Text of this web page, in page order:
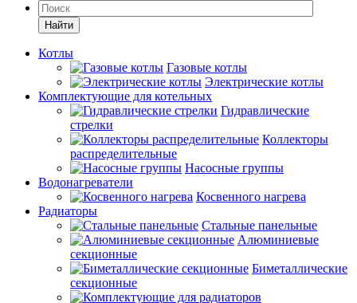
Найти
Котлы
Газовые котлы
Электрические котлы
Комплектующие для котельных
Гидравлические
стрелки
Коллекторы
распределительные
Насосные группы
Водонагреватели
Косвенного нагрева
Радиаторы
Стальные панельные
Алюминиевые
секционные
Биметаллические
секционные